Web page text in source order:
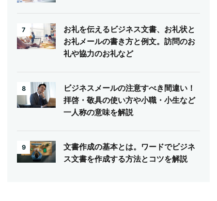
7
お礼を伝えるビジネス文書、お礼状と
お礼メールの書き方と例文。訪問のお
礼や協力のお礼など
8
ビジネスメールの注意すべき間違い！
拝啓・敬具の使い方や小職・小生など
一人称の意味を解説
9
文書作成の基本とは。ワードでビジネ
ス文書を作成する方法とコツを解説